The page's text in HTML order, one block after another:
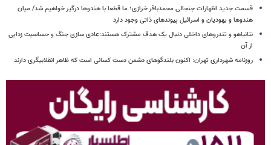
قسمت جدید اظهارات جنجالی محمدباقر خرازی؛ ما قطعا با هندوها درگیر خواهیم شد/ میان
هندوها و یهودیان و اسرائیل پیوندهای ذاتی وجود دارد
نتانیاهو و تندروهای داخلی دنبال یک هدف مشترک هستند:عادی سازی جنگ و حساسیت زدایی
از آن
روزنامه شهرداری تهران: اکنون بلندگوهای دشمن دست کسانی است که ظاهر انقلابیگری دارند